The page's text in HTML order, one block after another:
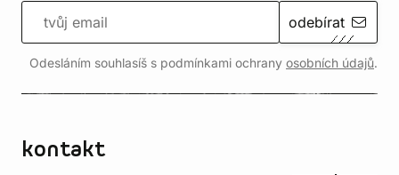
odebírat
Odesláním souhlasíš s podmínkami ochrany osobních údajů.
kontakt